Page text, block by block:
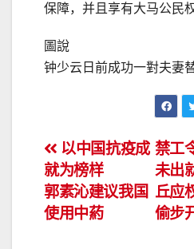
保障，并且享有大马公民权
圖說
钟少云日前成功一對夫妻
文
章
导
禁工
未出
丘应
偷步
以中国抗疫成
就为榜样
郭素沁建议我国
使用中葯